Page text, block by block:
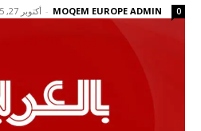
MOQEM EUROPE ADMIN
- أكتوبر 27, 2025 0